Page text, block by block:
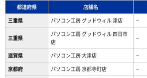
都道府県 店舗名
三重県
パソコン工房 グッドウィル 津店 −
三重県
パソコン工房 グッドウィル 四日市
店
−
滋賀県 パソコン工房 大津店 −
京都府
パソコン工房 京都寺町店 −